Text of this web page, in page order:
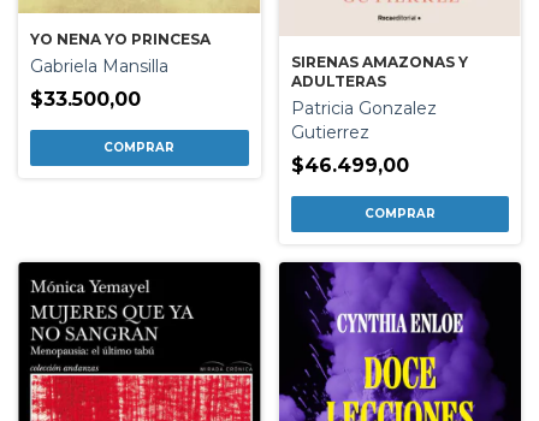
YO NENA YO PRINCESA
Gabriela Mansilla
$33.500,00
SIRENAS AMAZONAS Y
ADULTERAS
Patricia Gonzalez
Gutierrez
$46.499,00